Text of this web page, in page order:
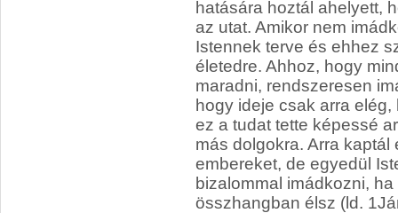
hatására hoztál ahelyett,
az utat. Amikor nem
Istennek terve és ehhez
életedre. Ahhoz, hogy
maradni, rendszeresen
hogy ideje csak arra
ez a tudat tette képessé
más dolgokra. Arra
embereket, de egyedül
bizalommal imádkozni,
összhangban élsz (ld.